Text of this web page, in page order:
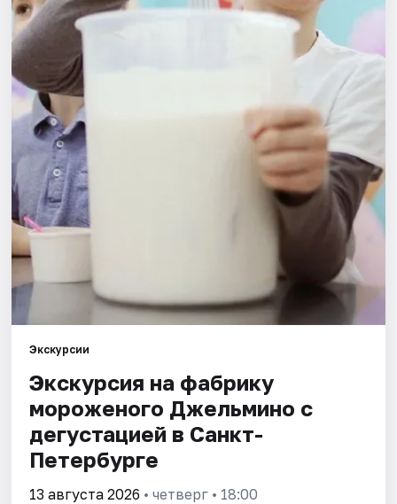
Города
Площадки
Артисты
Рейтинги
Экскурсии
Экскурсия на фабрику
мороженого Джельмино с
дегустацией в Санкт-
Петербурге
13 августа 2026 • четверг • 18:00